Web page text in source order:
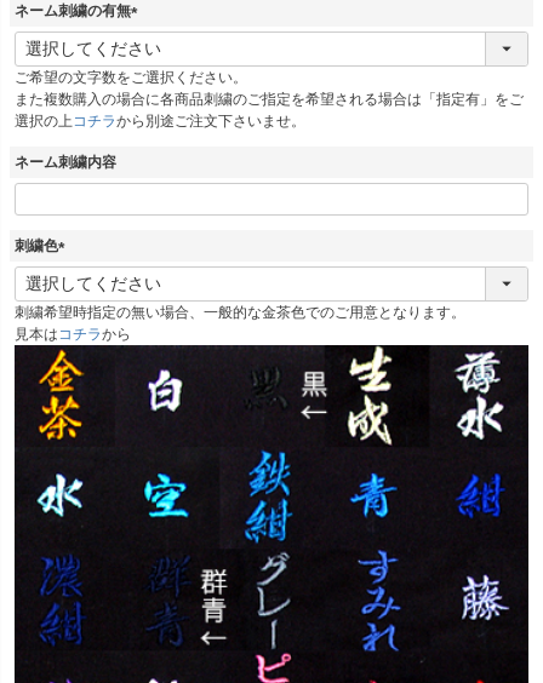
ネーム刺繍の有無
(
必
須
)
ご希望の文字数をご選択ください。
また複数購入の場合に各商品刺繍のご指定を希望される場合は「指定有」をご
選択の上 コチラから別途ご注文下さいませ。
ネーム刺繍内容
刺繍色
(
必
須
)
刺繍希望時指定の無い場合、一般的な金茶色でのご用意となります。
見本は コチラから